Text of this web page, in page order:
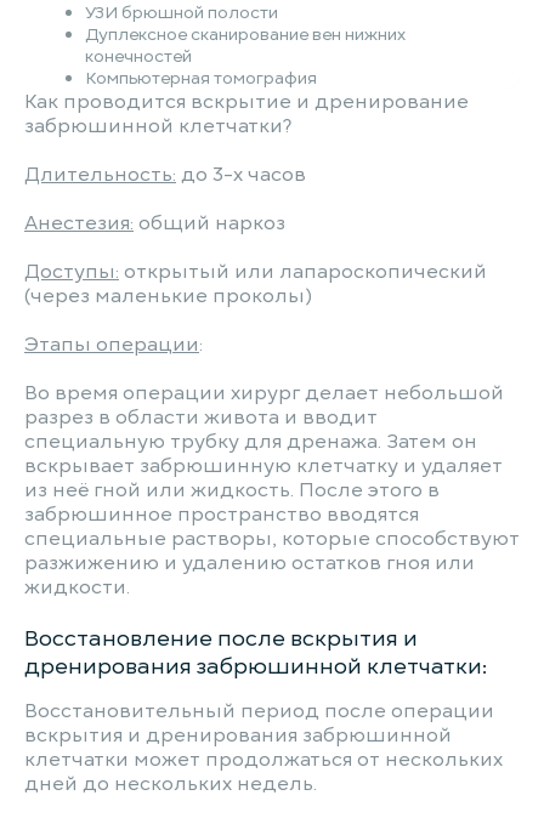
УЗИ брюшной полости
Дуплексное сканирование вен нижних
конечностей
Компьютерная томография
Как проводится вскрытие и дренирование
забрюшинной клетчатки?
Длительность: до 3-х часов
Анестезия: общий наркоз
Доступы: открытый или лапароскопический
(через маленькие проколы)
Этапы операции:
Во время операции хирург делает небольшой
разрез в области живота и вводит
специальную трубку для дренажа. Затем он
вскрывает забрюшинную клетчатку и удаляет
из неё гной или жидкость. После этого в
забрюшинное пространство вводятся
специальные растворы, которые способствуют
разжижению и удалению остатков гноя или
жидкости.
Восстановление после вскрытия и
дренирования забрюшинной клетчатки:
Восстановительный период после операции
вскрытия и дренирования забрюшинной
клетчатки может продолжаться от нескольких
дней до нескольких недель.